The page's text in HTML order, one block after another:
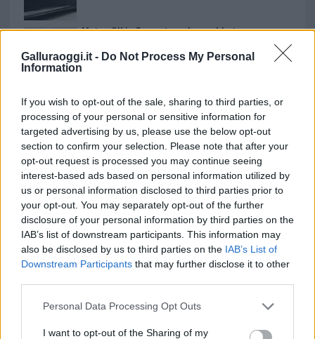
Galluraoggi.it - Do Not Process My Personal
Information
If you wish to opt-out of the sale, sharing to third parties, or
processing of your personal or sensitive information for
targeted advertising by us, please use the below opt-out
section to confirm your selection. Please note that after your
opt-out request is processed you may continue seeing
interest-based ads based on personal information utilized by
us or personal information disclosed to third parties prior to
your opt-out. You may separately opt-out of the further
disclosure of your personal information by third parties on the
IAB’s list of downstream participants. This information may
also be disclosed by us to third parties on the IAB’s List of
Downstream Participants that may further disclose it to other
Please note that this website/app uses one or more Google
not limited to your visit or usage behaviour. You may click to
Personal Data Processing Opt Outs
I want to opt-out of the Sharing of my
Meteo Olbia 7 agosto, sole e caldo tornano
protagonisti
fine agosto
Aggius conquista la classifica delle mete più
amate dell’estate 2026
Nuovi posti auto in via La Marmora, parcheggio
provvisorio a La Maddalena
Allarme truffe a Berchidda, falsi incaricati
bussano alle porte
Notre-Dame de Paris conquista Olbia, la prima